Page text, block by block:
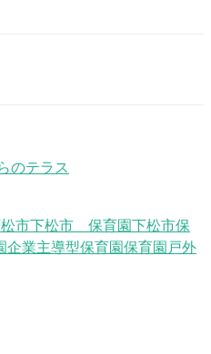
のテラス
市下松市 保育園下松市保
企業主導型保育園保育園戸外